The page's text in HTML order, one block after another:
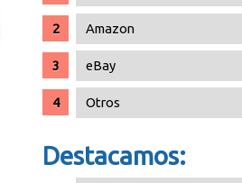
Amazon
eBay
Otros
Destacamos: